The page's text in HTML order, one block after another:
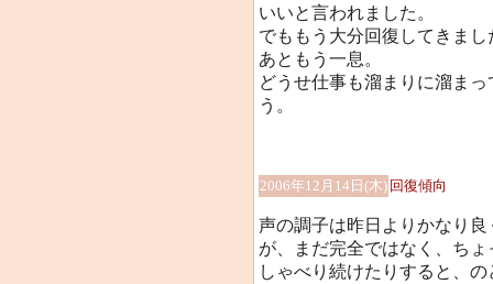
いいと言われました。
でももう大分回復してきまし
あともう一息。
どうせ仕事も溜まりに溜ま
う。
2006年12月14日(木) 回復傾向
声の調子は昨日よりかなり
が、まだ完全ではなく、ち
しゃべり続けたりすると、